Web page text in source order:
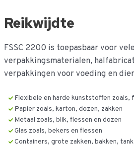
Reikwijdte
FSSC 2200 is toepasbaar voor
verpakkingsmaterialen,
verpakkingen voor voeding en
Flexibele en harde kunststoffen zoals,
Papier zoals, karton, dozen, zakken
Metaal zoals, blik, flessen en dozen
Glas zoals, bekers en flessen
Containers, grote zakken, bakken,